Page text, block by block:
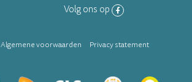
Volg ons op
Algemene voorwaarden Privacy statement